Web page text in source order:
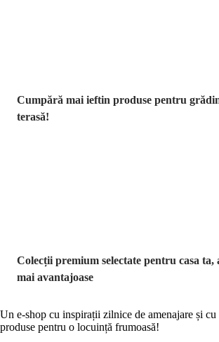
Cumpără mai ieftin produse pentru
terasă!
Colecții premium selectate pentru casa
mai avantajoase
Un e-shop cu inspirații zilnice de amenajare și
produse pentru o locuință frumoasă!